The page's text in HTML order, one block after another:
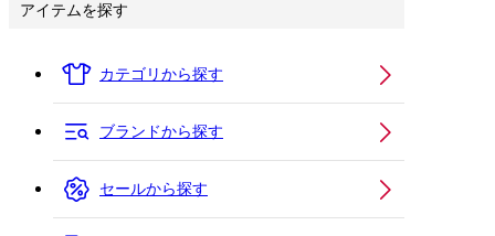
アイテムを探す
カテゴリから探す
ブランドから探す
セールから探す